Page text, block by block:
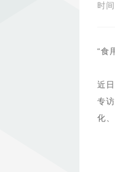
时
“食
近
专
化